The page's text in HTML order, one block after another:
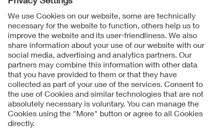
Follow us on